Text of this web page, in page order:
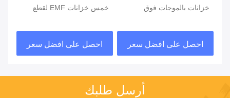
خزانات بالموجات فوق
لقطع غيار السيارات
احصل على افضل سعر
خمس خزانات EMF لقطع
كيلو هرتز
احصل على افضل سعر
أرسل طلبك